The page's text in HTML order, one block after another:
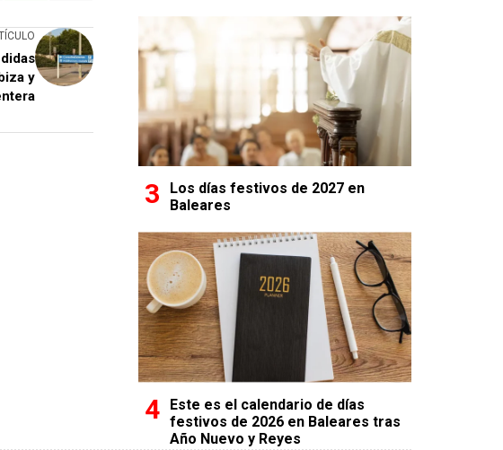
y
Los días festivos de 2027 en
Baleares
Este es el calendario de días
festivos de 2026 en Baleares tras
Año Nuevo y Reyes